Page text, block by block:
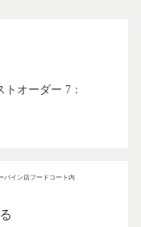
オーダー 7：
バイン店フードコート内